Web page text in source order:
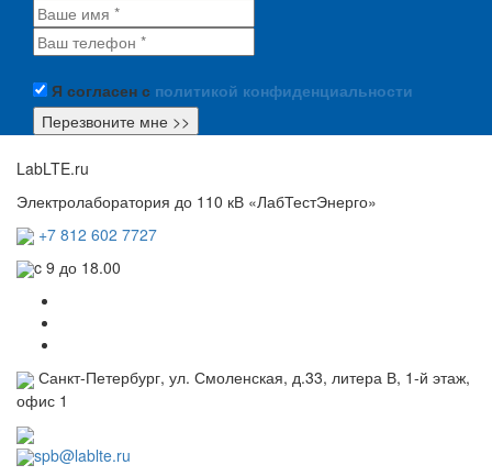
Я согласен с политикой конфиденциальности
LabLTE.ru
Электролаборатория до 110 кВ «ЛабТестЭнерго»
+7 812 602 7727
c 9 до 18.00
Санкт-Петербург, ул. Смоленская, д.33, литера В, 1-й этаж,
офис 1
spb@lablte.ru